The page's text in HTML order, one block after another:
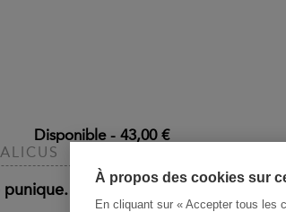
À propos des cookies sur
En cliquant sur « Accepter tous les
Disponible- 43,00 €
Tome III : Livres IX-XIII